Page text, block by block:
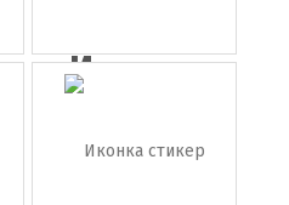
Иконка
блокнот с
...